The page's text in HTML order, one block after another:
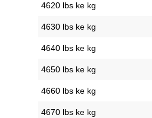
4620 lbs ke kg
4630 lbs ke kg
4640 lbs ke kg
4650 lbs ke kg
4660 lbs ke kg
4670 lbs ke kg